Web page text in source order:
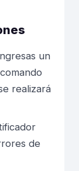
un
realizará
de